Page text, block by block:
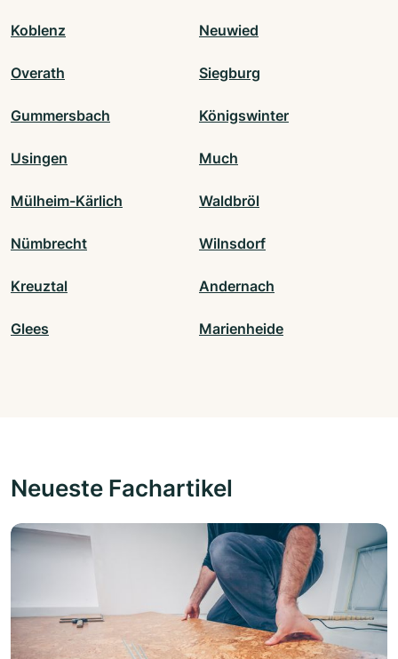
Koblenz Neuwied
Overath Siegburg
Gummersbach Königswinter
Usingen Much
Mülheim-Kärlich Waldbröl
Nümbrecht Wilnsdorf
Kreuztal Andernach
Glees Marienheide
Neueste Fachartikel